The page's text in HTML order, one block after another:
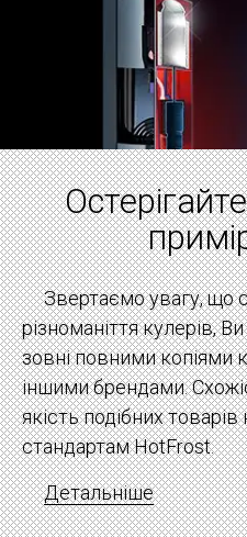
Докладніше
Звертаємо увагу, що
різноманіття кулерів,
зовні повними копіями
іншими брендами.
якість подібних товарів
стандартам HotFrost.
Детальніше